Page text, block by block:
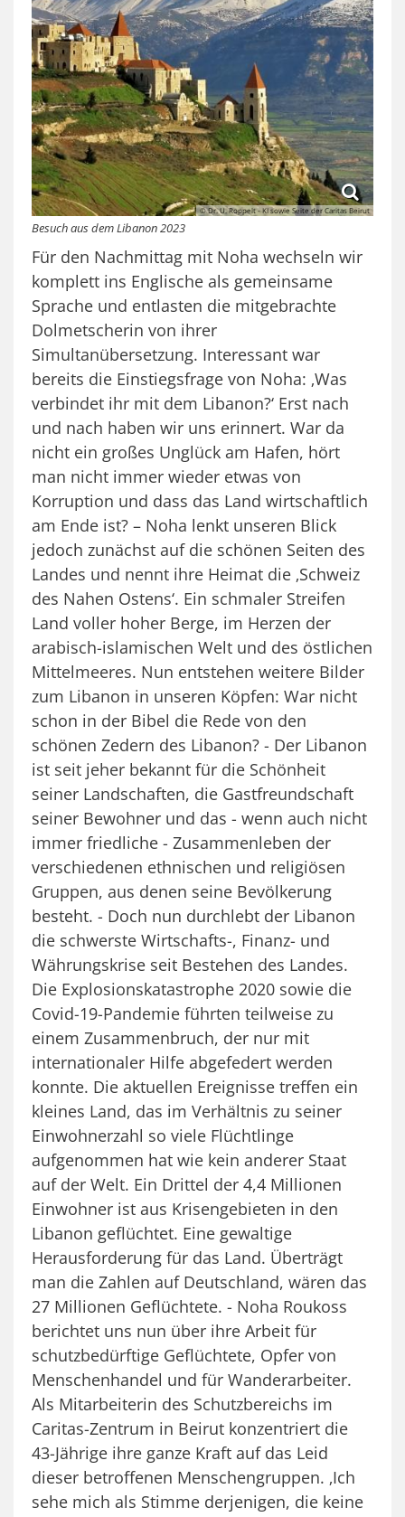
© Dr. U. Roppelt - KI sowie Seite der Caritas Beirut
Besuch aus dem Libanon 2023
Für den Nachmittag mit Noha wechseln wir
komplett ins Englische als gemeinsame
Sprache und entlasten die mitgebrachte
Dolmetscherin von ihrer
Simultanübersetzung. Interessant war
bereits die Einstiegsfrage von Noha: ‚Was
verbindet ihr mit dem Libanon?‘ Erst nach
und nach haben wir uns erinnert. War da
nicht ein großes Unglück am Hafen, hört
man nicht immer wieder etwas von
Korruption und dass das Land wirtschaftlich
am Ende ist? – Noha lenkt unseren Blick
jedoch zunächst auf die schönen Seiten des
Landes und nennt ihre Heimat die ‚Schweiz
des Nahen Ostens‘. Ein schmaler Streifen
Land voller hoher Berge, im Herzen der
arabisch-islamischen Welt und des östlichen
Mittelmeeres. Nun entstehen weitere Bilder
zum Libanon in unseren Köpfen: War nicht
schon in der Bibel die Rede von den
schönen Zedern des Libanon? - Der Libanon
ist seit jeher bekannt für die Schönheit
seiner Landschaften, die Gastfreundschaft
seiner Bewohner und das - wenn auch nicht
immer friedliche - Zusammenleben der
verschiedenen ethnischen und religiösen
Gruppen, aus denen seine Bevölkerung
besteht. - Doch nun durchlebt der Libanon
die schwerste Wirtschafts-, Finanz- und
Währungskrise seit Bestehen des Landes.
Die Explosionskatastrophe 2020 sowie die
Covid-19-Pandemie führten teilweise zu
einem Zusammenbruch, der nur mit
internationaler Hilfe abgefedert werden
konnte. Die aktuellen Ereignisse treffen ein
kleines Land, das im Verhältnis zu seiner
Einwohnerzahl so viele Flüchtlinge
aufgenommen hat wie kein anderer Staat
auf der Welt. Ein Drittel der 4,4 Millionen
Einwohner ist aus Krisengebieten in den
Libanon geflüchtet. Eine gewaltige
Herausforderung für das Land. Überträgt
man die Zahlen auf Deutschland, wären das
27 Millionen Geflüchtete. - Noha Roukoss
berichtet uns nun über ihre Arbeit für
schutzbedürftige Geflüchtete, Opfer von
Menschenhandel und für Wanderarbeiter.
Als Mitarbeiterin des Schutzbereichs im
Caritas-Zentrum in Beirut konzentriert die
43-Jährige ihre ganze Kraft auf das Leid
dieser betroffenen Menschengruppen. ‚Ich
sehe mich als Stimme derjenigen, die keine